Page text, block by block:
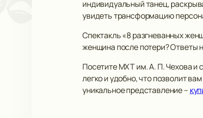
индивидуальный танец,
увидеть трансформацию
Спектакль «8 разгневанных
женщина после потери? Ответы
Посетите МХТ им. А. П. Чехова и
легко и удобно, что позволит
уникальное представление –